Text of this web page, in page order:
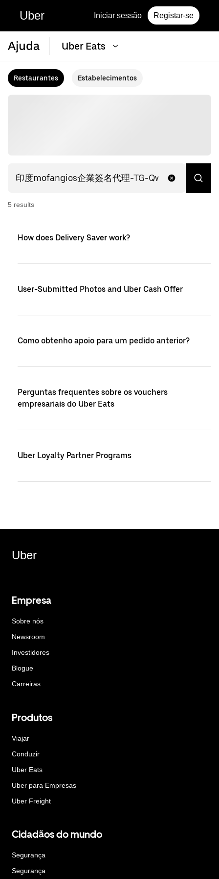
Uber Iniciar sessão Registar-se
Ajuda Uber Eats
Restaurantes Estabelecimentos
5 results
How does Delivery Saver work?
User-Submitted Photos and Uber Cash Offer
Como obtenho apoio para um pedido anterior?
Perguntas frequentes sobre os vouchers
empresariais do Uber Eats
Uber Loyalty Partner Programs
Uber
Empresa
Sobre nós
Newsroom
Investidores
Blogue
Carreiras
Produtos
Viajar
Conduzir
Uber Eats
Uber para Empresas
Uber Freight
Cidadãos do mundo
Segurança
Segurança